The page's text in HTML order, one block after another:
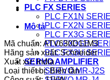
PLC FX SERIES
PLC FX1N
PLC FX2N
PLC FX3G
PLC FX3GE
PLC FX3U
SERVO AMPLIFIER
SERVO MR-J2S
Mô tả
Mã chuẩn: ATV630D11M3
Hãng sản xuất: Schneider
Xuất xứ: India
Loại thiết bị: Biến tần